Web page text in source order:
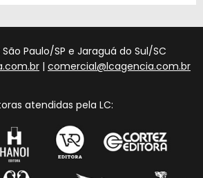
Paulo/SP e Jaraguá do Sul/SC
| comercial@lcagencia.com.br
atendidas pela LC: